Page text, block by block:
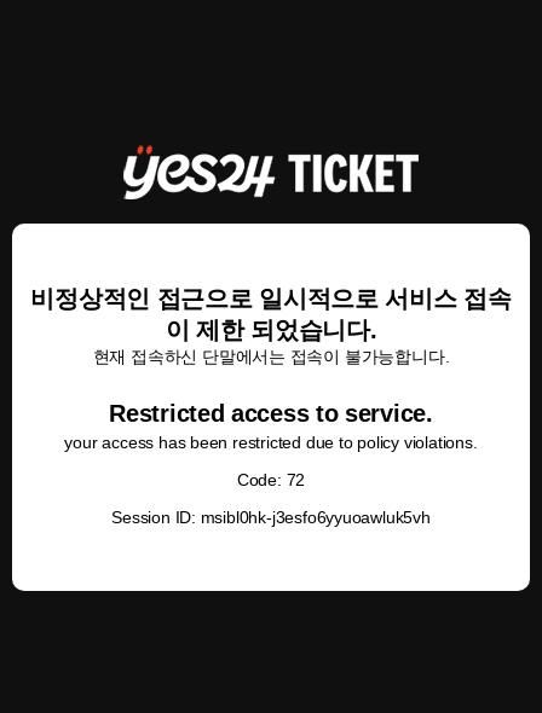
비정상적인 접근으로 일시적으로 서비스 접속
이 제한 되었습니다.
현재 접속하신 단말에서는 접속이 불가능합니다.
Restricted access to service.
your access has been restricted due to policy violations.
Code: 72
Session ID: msibl0hk-j3esfo6yyuoawluk5vh